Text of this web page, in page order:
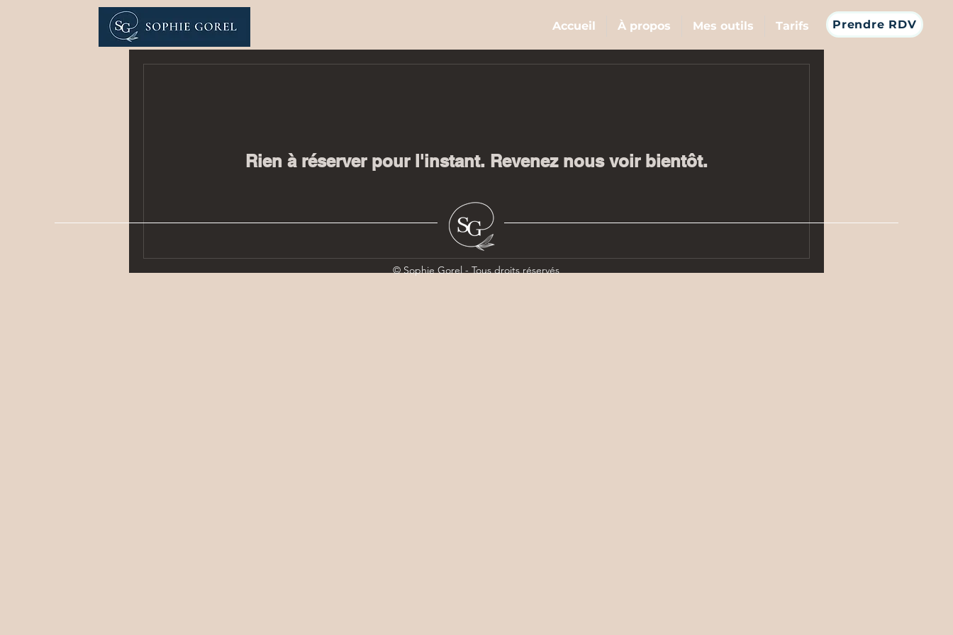
Accueil À propos Mes outils Tarifs Prendre RDV
Rien à réserver pour l'instant. Revenez nous voir bientôt.
© Sophie Gorel - Tous droits réservés